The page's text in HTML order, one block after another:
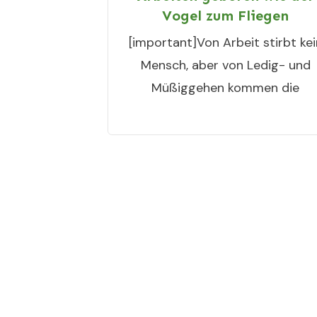
Vogel zum Fliegen
[important]Von Arbeit stirbt
Mensch, aber von Ledig- und
Müßiggehen kommen die